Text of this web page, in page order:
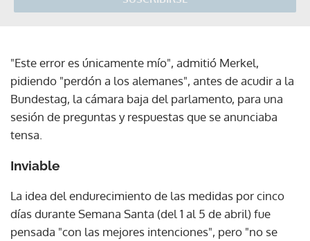
"Este error es únicamente mío", admitió Merkel,
pidiendo "perdón a los alemanes", antes de acudir a la
Bundestag, la cámara baja del parlamento, para una
sesión de preguntas y respuestas que se anunciaba
tensa.
Inviable
La idea del endurecimiento de las medidas por cinco
días durante Semana Santa (del 1 al 5 de abril) fue
pensada "con las mejores intenciones", pero "no se